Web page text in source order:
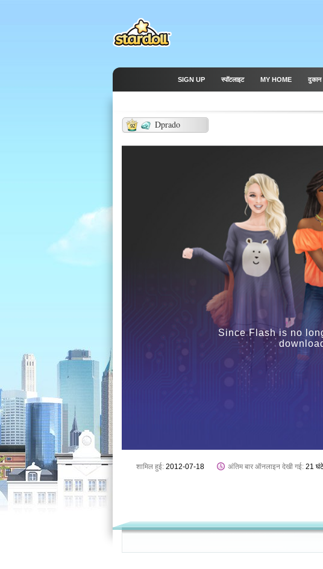
SIGN UP स्पॉटलाइट MY HOME दुकान
Dprado
92
Since Flash is no
शामिल हुई: 2012-07-18 अंतिम बार ऑनलाइन देखी गई: 21